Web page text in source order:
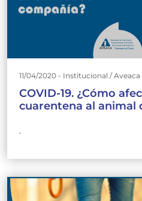
11/04/2020 - Institucional / Aveaca
COVID-19. ¿Cómo
cuarentena al animal
.